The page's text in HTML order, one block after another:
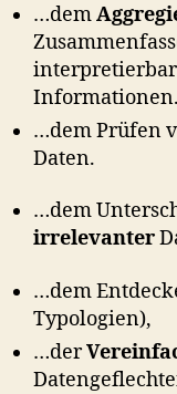
…dem
Informationen.
…dem Prüfen
Daten.
…dem
irrelevanter
…dem
Typologien),
…der